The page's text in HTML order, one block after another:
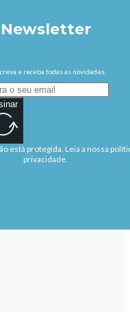
Newsletter
e receba todas as novidades.
está protegida. Leia a nossa
privacidade.